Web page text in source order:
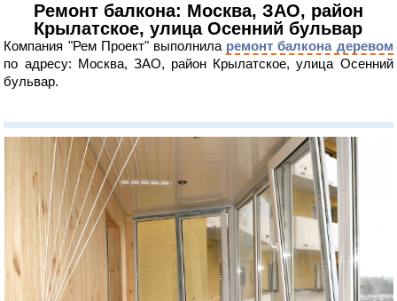
Ремонт балкона: Москва, ЗАО, район
Крылатское, улица Осенний бульвар
Компания "Рем Проект" выполнила ремонт балкона деревом
по адресу: Москва, ЗАО, район Крылатское, улица Осенний
бульвар.